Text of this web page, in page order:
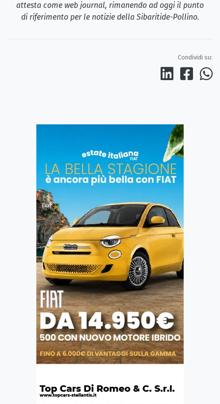
attesta come web journal, rimanendo ad oggi il punto
di riferimento per le notizie della Sibaritide-Pollino.
Condividi su: